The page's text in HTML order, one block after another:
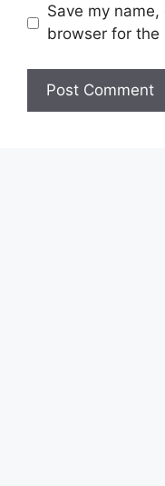
Save my
browser for the